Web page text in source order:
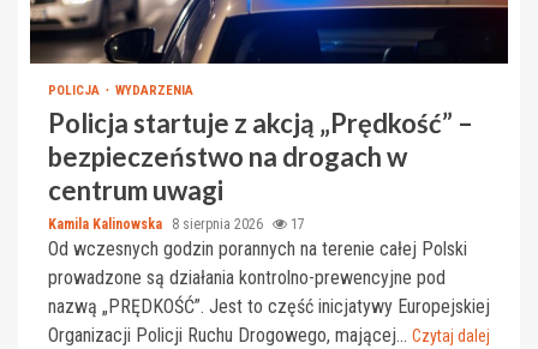
POLICJA WYDARZENIA
Policja startuje z akcją „Prędkość” –
bezpieczeństwo na drogach w
centrum uwagi
Kamila Kalinowska 8 sierpnia 2026 17
Od wczesnych godzin porannych na terenie całej Polski
prowadzone są działania kontrolno-prewencyjne pod
nazwą „PRĘDKOŚĆ”. Jest to część inicjatywy Europejskiej
Organizacji Policji Ruchu Drogowego, mającej... Czytaj dalej